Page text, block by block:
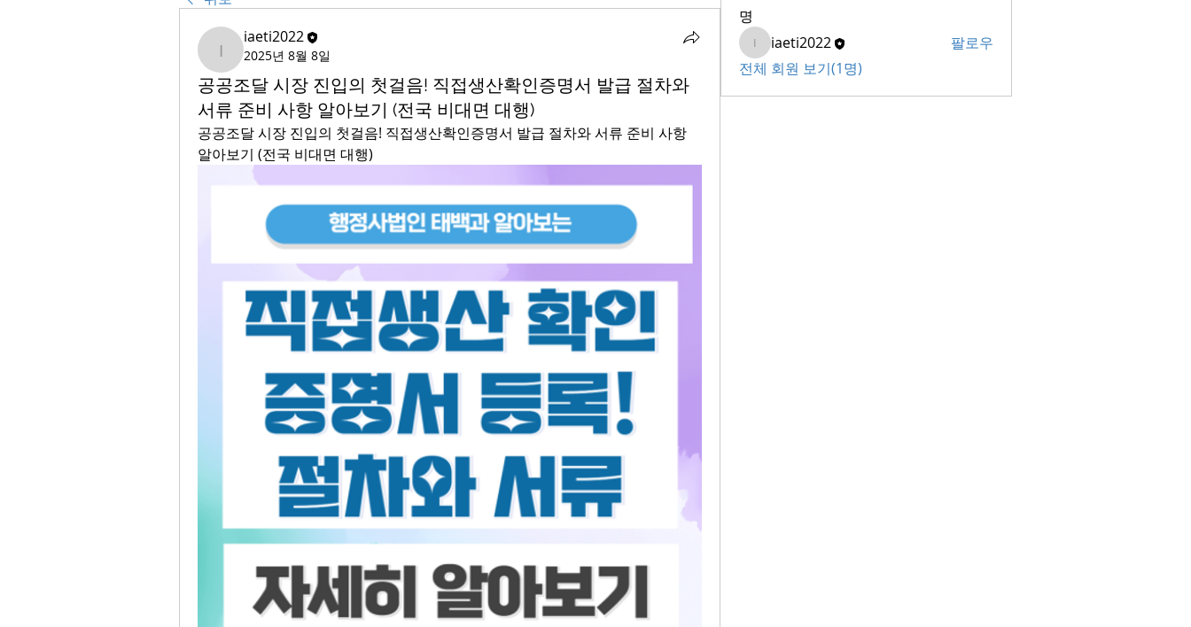
iaeti2022
iaeti2022
2025년 8월 8일
공공조달 시장 진입의 첫걸음! 직접생산확인증명서 발급 절차와
서류 준비 사항 알아보기 (전국 비대면 대행)
공공조달 시장 진입의 첫걸음! 직접생산확인증명서 발급 절차와 서류 준비 사항
알아보기 (전국 비대면 대행)
명
iaeti2022
iaeti2022
팔로우
전체 회원 보기(1명)